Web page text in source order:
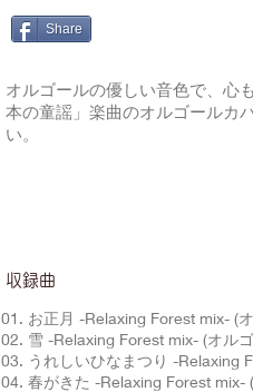
Share
オルゴールの優しい音色で、心
本の童謡」楽曲のオルゴールカ
い。
​収録曲
01. お正月 -Relaxing Forest mix- (
02. 雪 -Relaxing Forest mix- (オル
03. うれしいひなまつり -Relaxing
04. 春がきた -Relaxing Forest mix-